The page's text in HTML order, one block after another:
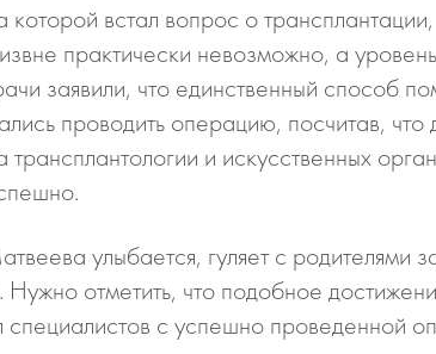
которой встал вопрос о
практически невозможно, а
заявили, что единственный способ
проводить операцию, посчитав,
трансплантологии и искусственных
улыбается, гуляет с
Нужно отметить, что подобное
с успешно проведенной